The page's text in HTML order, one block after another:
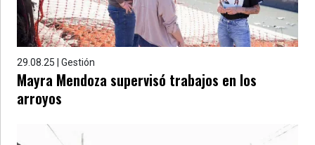
29.08.25 | Gestión
Mayra Mendoza supervisó trabajos en los
arroyos